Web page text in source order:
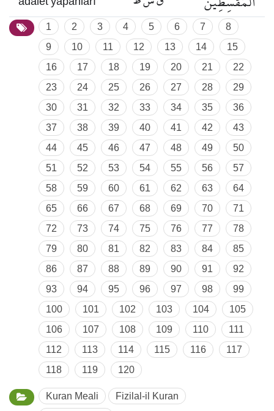
1 2 3 4 5 6 7
8
9
10 11 12 13 14
15
16
17 18 19 20 21
22
23
24 25 26 27 28
29
30
31 32 33 34 35
36
37
38 39 40 41 42
43
44
45 46 47 48 49
50
51
52 53 54 55 56
57
58
59 60 61 62 63
64
65
66 67 68 69 70
71
72
73 74 75 76 77
78
79
80 81 82 83 84
85
86
87 88 89 90 91
92
93
94 95 96 97 98
99
100
101 102 103 104
105
106
107 108 109 110
111
112
113 114 115 116
117
118
119 120
Kuran Meali Fizilal-il Kuran